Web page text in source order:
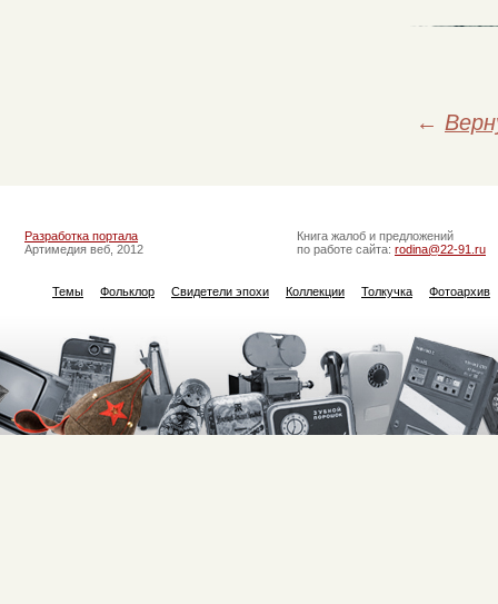
←
Разработка портала
Артимедия веб, 2012
Книга жалоб и предложений
по работе сайта: rodina@22-91.ru
Темы Фольклор Свидетели эпохи Коллекции Толкучка Фотоархив